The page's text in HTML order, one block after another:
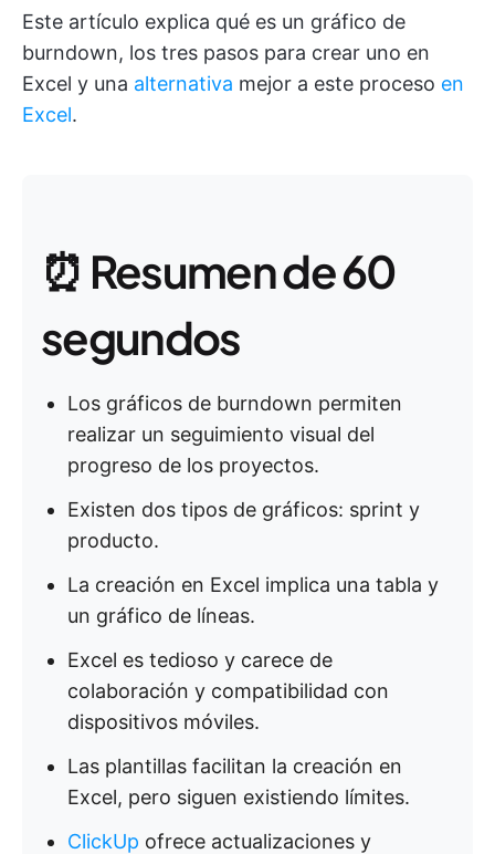
Este artículo explica qué es un gráfico de
burndown, los tres pasos para crear uno en
Excel y una alternativa mejor a este proceso en
Excel.
⏰ Resumen de 60
segundos
Los gráficos de burndown permiten
realizar un seguimiento visual del
progreso de los proyectos.
Existen dos tipos de gráficos: sprint y
producto.
La creación en Excel implica una tabla y
un gráfico de líneas.
Excel es tedioso y carece de
colaboración y compatibilidad con
dispositivos móviles.
Las plantillas facilitan la creación en
Excel, pero siguen existiendo límites.
ClickUp ofrece actualizaciones y